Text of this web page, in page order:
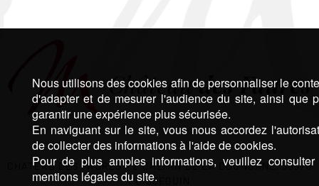
CHATEAU DES FAURES – 2 CHEMIN DE LA DOGNONNE, 33570
PUISSEGUIN
Nous utilisons des cookies afin de personnaliser le
d'adapter et de mesurer l'audience du site, ainsi que
garantir une expérience plus sécurisée.
En naviguant sur le site, vous nous accordez
de collecter des informations à l'aide de cookies.
Pour de plus amples informations, veuillez
mentions légales du site.